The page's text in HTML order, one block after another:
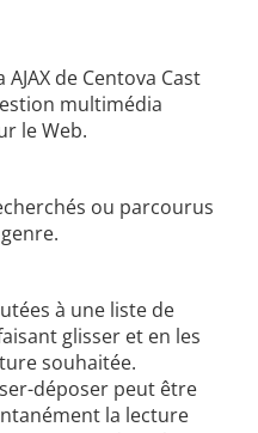
de Centova Cast
multimédia
le Web.
ou parcourus
à une liste de
glisser et en les
souhaitée.
déposer peut être
la lecture